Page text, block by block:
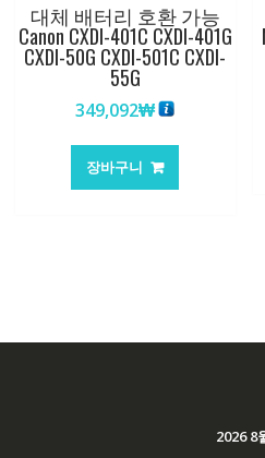
대체 배터리 호환 가능
Canon CXDI-401C CXDI-401G
CXDI-50G CXDI-501C CXDI-
55G
349,092₩
장바구니
2026 8